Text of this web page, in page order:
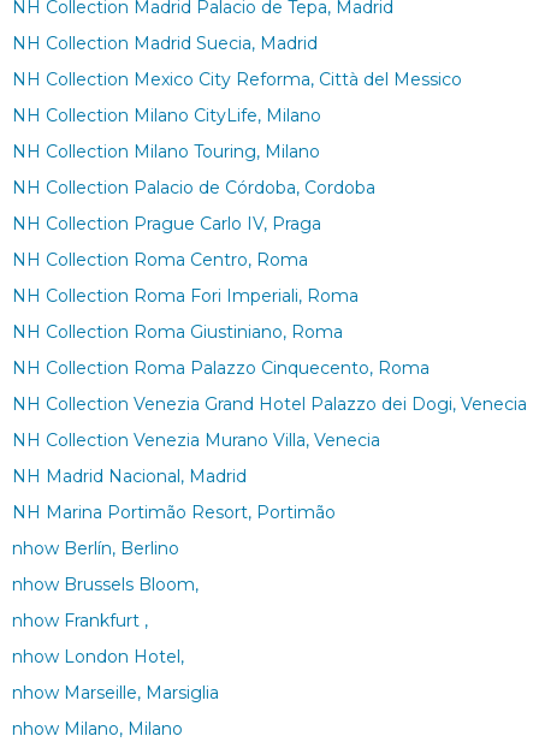
NH Collection Madrid Palacio de Tepa, Madrid
NH Collection Madrid Suecia, Madrid
NH Collection Mexico City Reforma, Città del Messico
NH Collection Milano CityLife, Milano
NH Collection Milano Touring, Milano
NH Collection Palacio de Córdoba, Cordoba
NH Collection Prague Carlo IV, Praga
NH Collection Roma Centro, Roma
NH Collection Roma Fori Imperiali, Roma
NH Collection Roma Giustiniano, Roma
NH Collection Roma Palazzo Cinquecento, Roma
NH Collection Venezia Grand Hotel Palazzo dei Dogi, Venecia
NH Collection Venezia Murano Villa, Venecia
NH Madrid Nacional, Madrid
NH Marina Portimão Resort, Portimão
nhow Berlín, Berlino
nhow Brussels Bloom,
nhow Frankfurt ,
nhow London Hotel,
nhow Marseille, Marsiglia
nhow Milano, Milano